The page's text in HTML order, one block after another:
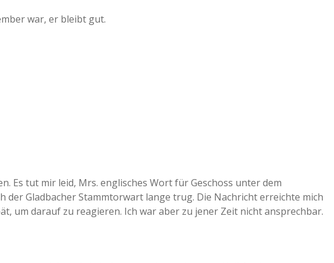
war, er bleibt gut.
Es tut mir leid, Mrs. englisches Wort für Geschoss unter dem
der Gladbacher Stammtorwart lange trug. Die Nachricht erreichte mich
um darauf zu reagieren. Ich war aber zu jener Zeit nicht ansprechbar.